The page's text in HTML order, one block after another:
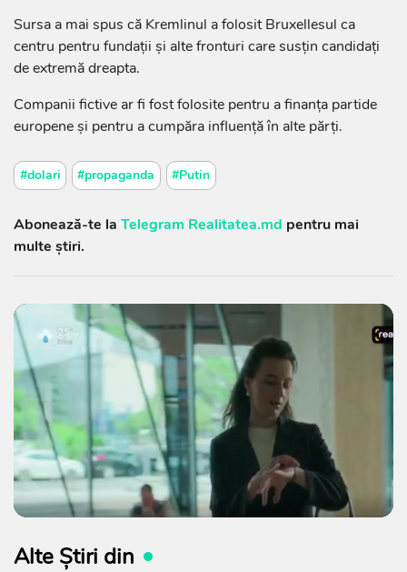
Sursa a mai spus că Kremlinul a folosit Bruxellesul ca
centru pentru fundaţii şi alte fronturi care susţin candidaţi
de extremă dreapta.
Companii fictive ar fi fost folosite pentru a finanţa partide
europene şi pentru a cumpăra influenţă în alte părţi.
#dolari #propaganda #Putin
Abonează-te la Telegram Realitatea.md pentru mai
multe știri.
Alte Știri din